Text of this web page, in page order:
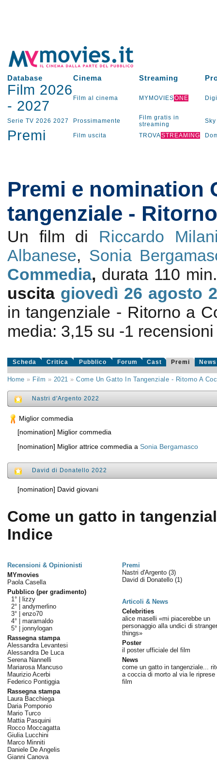
Database Cinema Streaming
Film 2026
- 2027 Film al cinema MYMOVIESONE
Serie TV 2026 2027 Prossimamente
Film gratis in
streaming
Sky
Premi Film uscita TROVASTREAMING
Premi e nomination
tangenziale -
Un film di Riccardo
Albanese, Sonia
Commedia, durata 110
uscita giovedì 26 agosto
in tangenziale - Ritorno a
media: 3,15 su -1
Scheda Critica Pubblico Forum Cast Premi News
Home » Film » 2021 »Come Un Gatto In Tangenziale - Ritorno A
Nastri d'Argento 2022
Miglior commedia
[nomination] Miglior commedia
[nomination] Miglior attrice commedia a Sonia Bergamasco
David di Donatello 2022
[nomination] David giovani
Come un gatto in
Indice
Recensioni & Opinionisti
Premi
MYmovies
Paola Casella
Pubblico (per gradimento)
1° |
lizzy
2° | andymerlino
3° | enzo70
4° | maramaldo
5° | jonnylogan
Rassegna stampa
Alessandra Levantesi
Alessandra De Luca
Serena Nannelli
Mariarosa Mancuso
Maurizio Acerbi
Federico Pontiggia
Rassegna stampa
Laura Bacchiega
Daria Pomponio
Mario Turco
Mattia Pasquini
Rocco Moccagatta
Giulia Lucchini
Marco Minniti
Daniele De Angelis
Gianni Canova
Nastri d'Argento (3)
David di Donatello (1)
Articoli & News
Celebrities
alice maselli «mi piacerebbe un
personaggio alla undici di stranger
things»
Poster
il poster ufficiale del film
News
come un gatto in tangenziale...
a coccia di morto al via le riprese
film